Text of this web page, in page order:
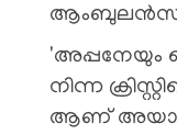
ആംബുലൻസ്
'അപ്പനേയും
നിന്ന
ആണ്